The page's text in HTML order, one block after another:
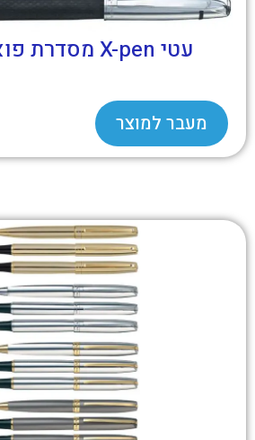
עטי X-pen מסדרת פואם Poem
מעבר למוצר